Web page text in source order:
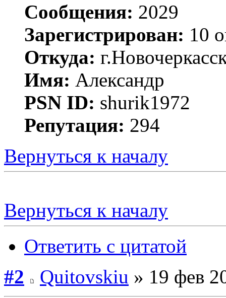
Сообщения: 2029
Зарегистрирован: 10
Откуда:
Имя: Александр
PSN ID: shurik1972
Репутация: 294
Вернуться к началу
Вернуться к началу
Ответить с цитатой
#2
Quitovskiu » 19 фев